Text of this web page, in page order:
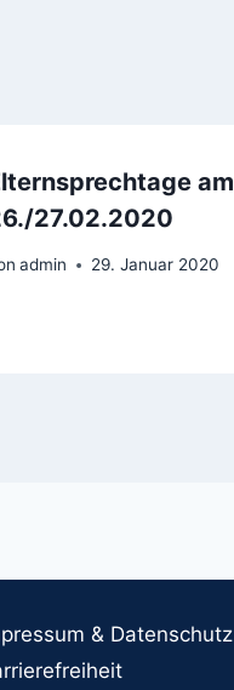
am
27.02.2020
admin 29. Januar 2020
& Datenschutz